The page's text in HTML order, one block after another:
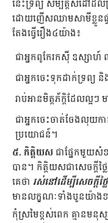
នេះទ្រព្យ សម្បត្តិសំដៅដល់
ដោយញើសឈាមសាមីខ្លួនផ្ទ
តែងធ្វើរឿង៤យ៉ាង៖
ជាអ្នកពូកែរកស៊ី ឧស្សាហ៍ ព្
ជាអ្នកចេះទុកដាក់ទ្រព្យ និ
រាប់អានមិត្តភ័ក្ដិដែលល្អៗ
ជាអ្នកចេះចាត់ចែងលុយក
ប្រយោជន៍។
៥. កិត្តិយស ជាផ្នែកមួយសំខ
បាន។ កិត្តិយសជាសេចក្ដីថ្ល
គេថា រស់នៅដើម្បីសេចក្ដីថ្លៃ
មានលក្ខណៈទាំងបួនយ៉ាង
កុំស្រមៃខ្ពស់ពេក គ្មានមនុ